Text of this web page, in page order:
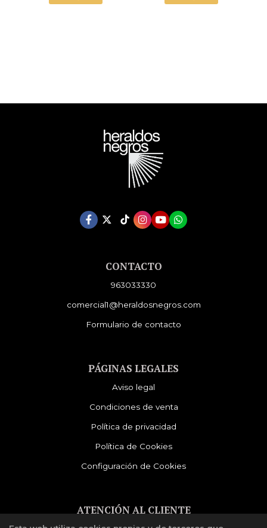
CONTACTO
963033330
comercial1@heraldosnegros.com
Formulario de contacto
PÁGINAS LEGALES
Aviso legal
Condiciones de venta
Política de privacidad
Política de Cookies
Configuración de Cookies
ATENCIÓN AL CLIENTE